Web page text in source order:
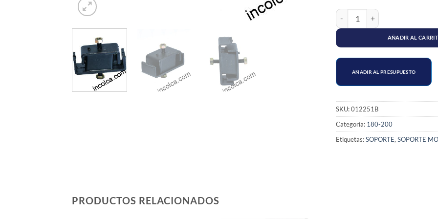
SOPORTE MOTOR DELANTERO
AÑADIR AL
AÑADIR AL PRESUPUESTO
SKU:012251B
Categoría: 180-200
Etiquetas:SOPORTE, SOPORTE
PRODUCTOS RELACIONADOS